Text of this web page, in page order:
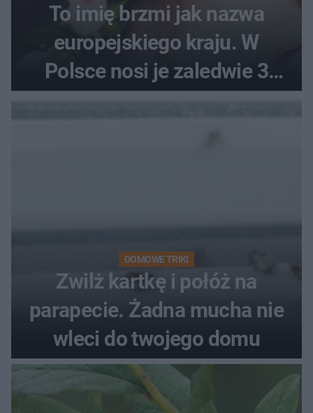
To imię brzmi jak nazwa
europejskiego kraju. W
Polsce nosi je zaledwie 3
kobiety
DOMOWE TRIKI
Zwilż kartkę i połóż na
parapecie. Żadna mucha nie
wleci do twojego domu